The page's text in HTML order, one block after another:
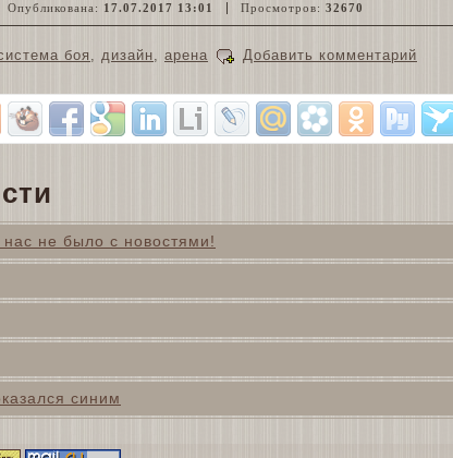
Опубликована: 17.07.2017 13:01 Просмотров: 32670
боя дизайн арена Добавить комментарий
не было с новостями!
синим